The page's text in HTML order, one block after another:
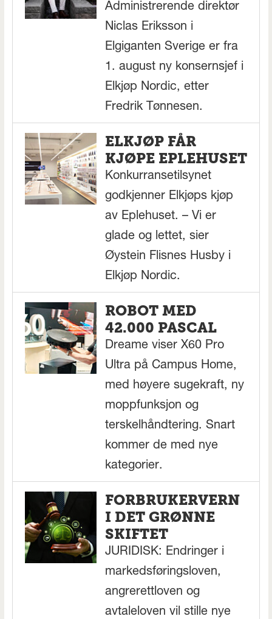
Administrerende direktør
Niclas Eriksson i
Elgiganten Sverige er fra
1. august ny konsernsjef i
Elkjøp Nordic, etter
Fredrik Tønnesen.
ELKJØP FÅR
KJØPE EPLEHUSET
Konkurransetilsynet
godkjenner Elkjøps kjøp
av Eplehuset. – Vi er
glade og lettet, sier
Øystein Flisnes Husby i
Elkjøp Nordic.
ROBOT MED
42.000 PASCAL
Dreame viser X60 Pro
Ultra på Campus Home,
med høyere sugekraft, ny
moppfunksjon og
terskelhåndtering. Snart
kommer de med nye
kategorier.
FORBRUKERVERN
I DET GRØNNE
SKIFTET
JURIDISK: Endringer i
markedsføringsloven,
angrerettloven og
avtaleloven vil stille nye